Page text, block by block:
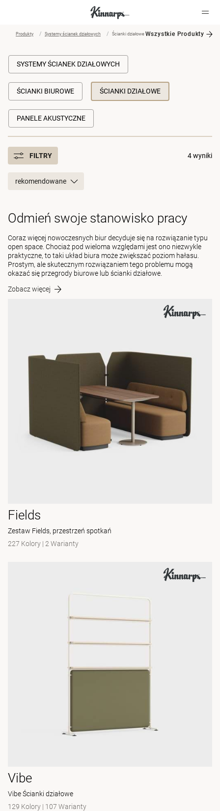
Produkty Systemy ścianek działowych Ścianki działowe Wszystkie Produkty
SYSTEMY ŚCIANEK DZIAŁOWYCH
ŚCIANKI BIUROWE ŚCIANKI DZIAŁOWE
PANELE AKUSTYCZNE
FILTRY 4 wyniki
rekomendowane
Odmień swoje stanowisko pracy
Coraz więcej nowoczesnych biur decyduje się na rozwiązanie typu
open space. Chociaż pod wieloma względami jest ono niezwykle
praktyczne, to taki układ biura może zwiększać poziom hałasu.
Prostym, ale skutecznym rozwiązaniem tego problemu mogą
okazać się przegrody biurowe lub ścianki działowe.
Zobacz więcej
Fields
Zestaw Fields, przestrzeń spotkań
227 Kolory | 2 Warianty
Vibe
Vibe Ścianki działowe
129 Kolory | 107 Warianty